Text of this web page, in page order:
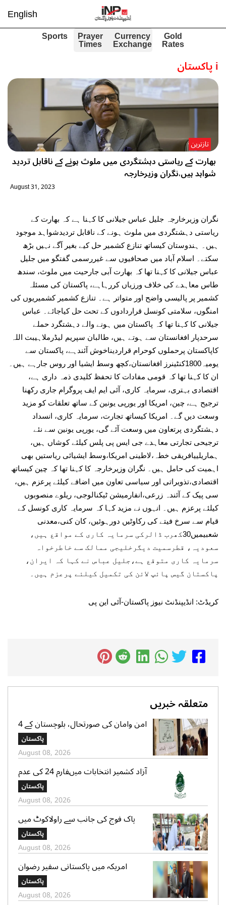
English
Gold
Rates
Currency
Exchange
Prayer
Times
Sports
iپاکستان
بھارت کے ریاستی دہشتگردی میں ملوث ہونے کے ناقابل تردید
شواہد ہیں،نگران وزیرخارجہ
تازترین
August 31, 2023
نگران وزیرخارجہ جلیل عباس جیلانی کا کہنا ہے کہ بھارت کے
ریاستی دہشتگردی میں ملوث ہونے کے ناقابل تردیدشواہد موجود
ہیں۔ ہندوستان کیساتھ تنازع کشمیر حل کیے بغیر آگے نہیں بڑھ
سکتے۔ اسلام آباد میں صحافیوں سے غیررسمی گفتگو میں جلیل
عباس جیلانی کا کہنا تھا کہ بھارت آبی جارحیت میں ملوث، سندھ
طاس معاہدے کی خلاف ورزیاں کررہاہے، پاکستان کی مسئلہ
کشمیر پر پالیسی واضح اور متواتر ہے۔ تنازع کشمیر کشمیریوں کی
امنگوں، سلامتی کونسل قراردادوں کے تحت حل کیاجائے۔ عباس
جیلانی کا کہنا تھا کہ پاکستان میں ہونے والے دہشتگرد حملے
سرحدپار افغانستان سے ہوتے ہیں، طالبان سپریم لیڈرملاہیبت اللہ
کاپاکستان پرحملوں کوحرام قراردیناخوش آئندہے، پاکستان سے
یومیہ1800کنٹینرز افغانستان،کچھ وسط ایشیا اور روس جارہے ہیں۔
ان کا کہنا تھا کہ قومی مفادات کا تحفظ کلیدی ذمہ داری ہے،
اقتصادی بہتری، سرمایہ کاری، آئی ایم ایف پروگرام جاری رکھنا
ترجیح ہے، چین، امریکا اور یورپی یونین کے ساتھ تعلقات کو مزید
وسعت دیں گے۔ امریکا کیساتھ تجارت، سرمایہ کاری، انسداد
دہشتگردی پرتعاون میں وسعت آئے گی، یورپی یونین سے نئے
ترجیحی تجارتی معاہدے جی ایس پی پلس کیلئے کوشاں ہیں،
ہماریلییافریقی خطہ،لاطینی امریکا،وسط ایشیائی ریاستیں بھی
اہمیت کی حامل ہیں۔ نگران وزیرخارجہ کا کہنا تھا کہ چین کیساتھ
اقتصادی،تذویراتی اور سیاسی تعاون میں اضافے کیلئے پرعزم ہیں،
سی پیک کے آئندہ زرعی،انفارمیشن ٹیکنالوجی، ریلوے منصوبوں
کیلئے پرعزم ہیں۔ انہوں نے مزید کہا کہ سرمایہ کاری کونسل کے
قیام سے سرخ فیتے کی رکاوٹیں دورہوئیں، کان کنی،معدنی
شعبیمیں30کھرب ڈالرکی سرمایہ کاری کے مواقع ہیں،
سعودیہ، قطرسمیت دیگرخلیجی ممالک سے خاطرخواہ
سرمایہ کاری متوقع ہے،جلیل عباس نے کہا کہ ایران،
پاکستان گیس پائپ لائن کی تکمیل کیلئے پرعزم ہیں۔
کریڈٹ: انڈیپنڈنٹ نیوز پاکستان-آئی این پی
متعلقہ خبریں
امن وامان کی صورتحال، بلوچستان کے 4
بلدیاتی حلقوں میں آج ہونیوالی پولنگ
ملتوی
پاکستان
August 08, 2026
آزاد کشمیر انتخابات میںفارم 24 کی عدم
فراہمی کے دعوے بے بنیاد ہیں، الیکشن
کمیشن کی وضاحت
پاکستان
August 08, 2026
پاک فوج کی جانب سے راولاکوٹ میں
شہریوں کیلئے مفت میڈیکل کیمپس کا
انعقاد
پاکستان
August 08, 2026
امریکہ میں پاکستانی سفیر رضوان
سعیدشیخ کی مریکی سویا بین ایکسپورٹ
کونسل کے چیف ایگزیکٹو جم سٹر سے
ملاقات
پاکستان
August 08, 2026